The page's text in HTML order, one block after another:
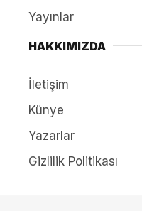
Yayınlar
HAKKIMIZDA
İletişim
Künye
Yazarlar
Gizlilik Politikası